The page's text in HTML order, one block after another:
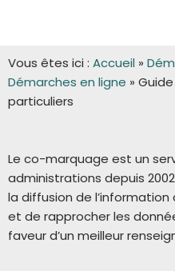
Vous êtes ici : Accueil »
Démarches en ligne »
particuliers
Le co-marquage est un
administrations depuis
la diffusion de
et de rapprocher les
faveur d’un meilleur